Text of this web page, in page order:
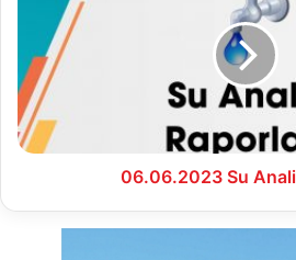
Raporu
06.06.2023 Su